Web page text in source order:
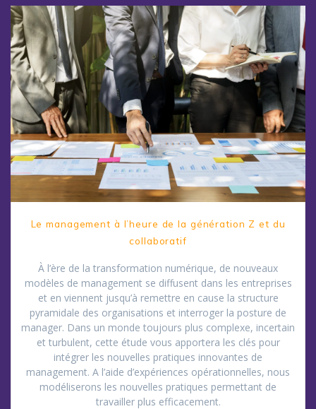
Le management à l’heure de la génération Z et du
collaboratif
À l’ère de la transformation numérique, de nouveaux
modèles de management se diffusent dans les entreprises
et en viennent jusqu’à remettre en cause la structure
pyramidale des organisations et interroger la posture de
manager. Dans un monde toujours plus complexe, incertain
et turbulent, cette étude vous apportera les clés pour
intégrer les nouvelles pratiques innovantes de
management. A l’aide d’expériences opérationnelles, nous
modéliserons les nouvelles pratiques permettant de
travailler plus efficacement.